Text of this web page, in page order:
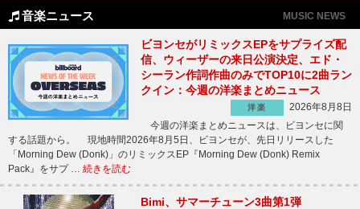
音楽ニュース MUSIC NEWS
ビヨンセがリミックスEPをサプライズ配
信、ウィーザーの来日公演決定、エド・
シーラン作詞作曲のみでTOP10に2曲ラン
クイン：今週の洋楽まとめニュース
洋楽
2026年8月8日
今週の洋楽まとめニュースは、ビヨンセに関
する話題から。 現地時間2026年8月5日、ビヨンセが、先日リリースした
「Morning Dew (Donk)」のリミックスEP『Morning Dew (Donk) Remix
Pack』をサプ … 続きを読む
Bimi、サマーチューン3曲第1弾